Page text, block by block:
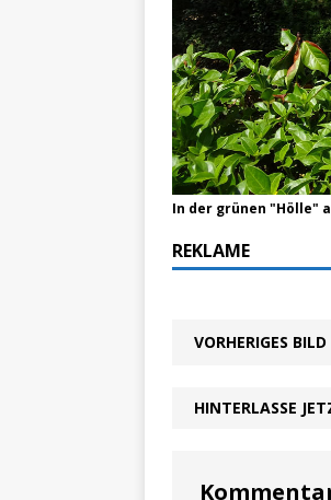
In der grünen "Hölle"
REKLAME
VORHERIGES BILD
HINTERLASSE